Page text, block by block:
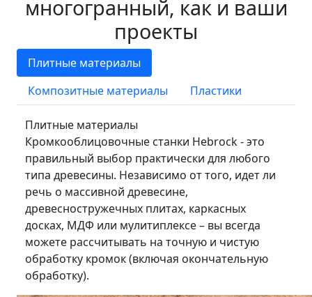
многогранный, как и ваши
проекты
Плитные материалы
Композитные материалы
Пластики
Плитные материалы
Кромкооблицовочные станки Hebrock - это
правильный выбор практически для любого
типа древесины. Независимо от того, идет ли
речь о массивной древесине,
древесностружечных плитах, каркасных
досках, МДФ или мулитиплексе – вы всегда
можете рассчитывать на точную и чистую
обработку кромок (включая окончательную
обработку).